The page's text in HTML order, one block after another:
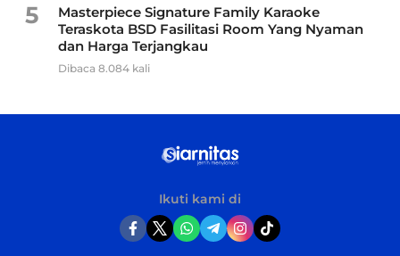
5
Masterpiece Signature Family Karaoke
Teraskota BSD Fasilitasi Room Yang Nyaman
dan Harga Terjangkau
Dibaca 8.084 kali
Ikuti kami di